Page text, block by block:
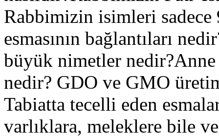
Rabbimizin isimleri sadece
esmasının bağlantıları
büyük nimetler
nedir? GDO ve GMO
Tabiatta tecelli eden
varlıklara, meleklere bile